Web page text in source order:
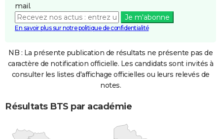
mail.
Je m'abonne
En savoir plus sur notre politique de confidentialité
NB : La présente publication de résultats ne présente pas de
caractère de notification officielle. Les candidats sont invités à
consulter les listes d'affichage officielles ou leurs relevés de
notes.
Résultats BTS par académie